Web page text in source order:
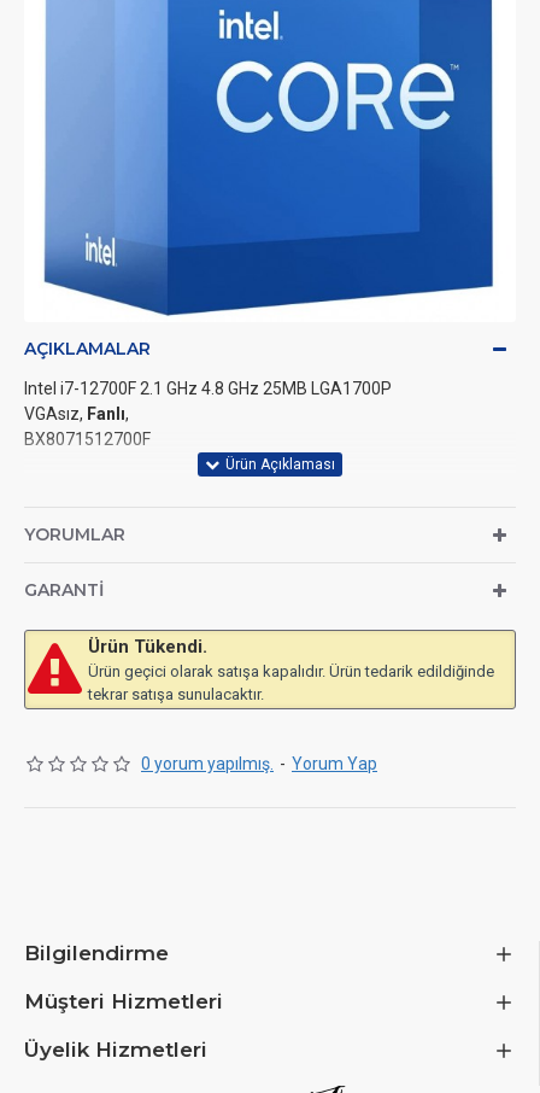
Ürün Tükendi.
Ürün geçici olarak satışa kapalıdır. Ürün tedarik edildiğinde
tekrar satışa sunulacaktır.
AÇIKLAMALAR
Intel i7-12700F 2.1 GHz 4.8 GHz 25MB LGA1700P
VGAsız, Fanlı,
BX8071512700F
YORUMLAR
GARANTI
0 yorum yapılmış. - Yorum Yap
Bilgilendirme
Müşteri Hizmetleri
Üyelik Hizmetleri